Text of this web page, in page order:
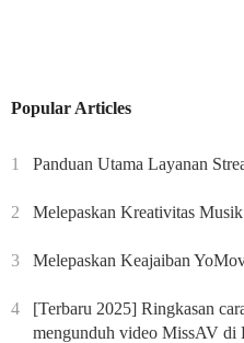
Popular Articles
1 Panduan Utama Layanan
2 Melepaskan Kreativitas
3 Melepaskan Keajaiban
4
[Terbaru 2025] Ringkasan
mengunduh video MissAV di